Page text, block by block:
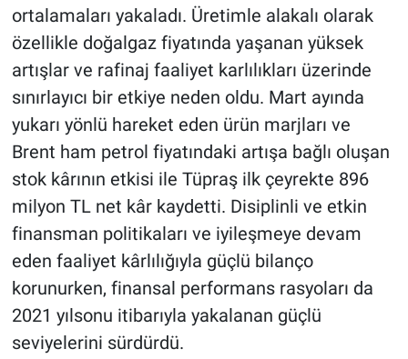
ortalamaları yakaladı. Üretimle alakalı olarak
özellikle doğalgaz fiyatında yaşanan yüksek
artışlar ve rafinaj faaliyet karlılıkları üzerinde
sınırlayıcı bir etkiye neden oldu. Mart ayında
yukarı yönlü hareket eden ürün marjları ve
Brent ham petrol fiyatındaki artışa bağlı oluşan
stok kârının etkisi ile Tüpraş ilk çeyrekte 896
milyon TL net kâr kaydetti. Disiplinli ve etkin
finansman politikaları ve iyileşmeye devam
eden faaliyet kârlılığıyla güçlü bilanço
korunurken, finansal performans rasyoları da
2021 yılsonu itibarıyla yakalanan güçlü
seviyelerini sürdürdü.